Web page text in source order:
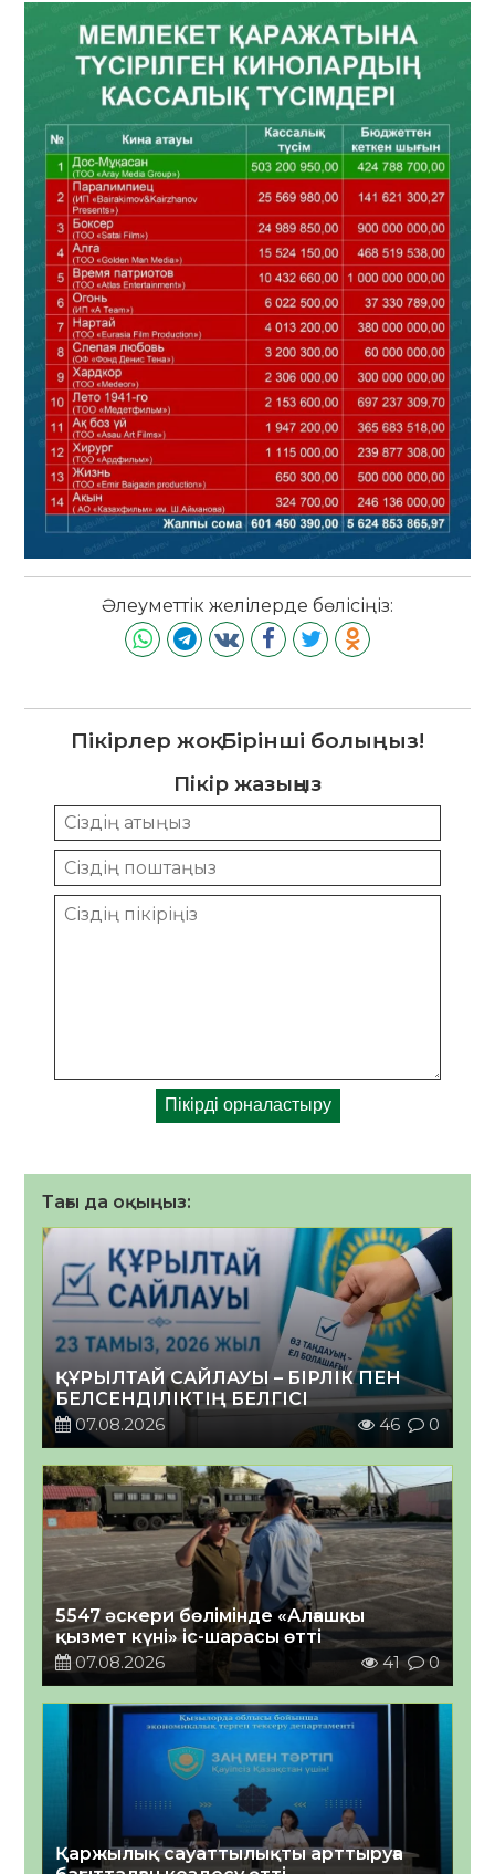
Әлеуметтік желілерде бөлісіңіз:
Пікірлер жоқ. Бірінші болыңыз!
Пікір жазыңыз
Тағы да оқыңыз:
ҚҰРЫЛТАЙ САЙЛАУЫ – БІРЛІК ПЕН
БЕЛСЕНДІЛІКТІҢ БЕЛГІСІ
07.08.2026
46 0
5547 әскери бөлімінде «Алғашқы
қызмет күні» іс-шарасы өтті
07.08.2026
41 0
Қаржылық сауаттылықты арттыруға